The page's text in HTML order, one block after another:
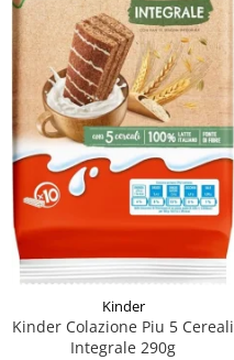
Kinder
Kinder Colazione Piu 5 Cereali
Integrale 290g